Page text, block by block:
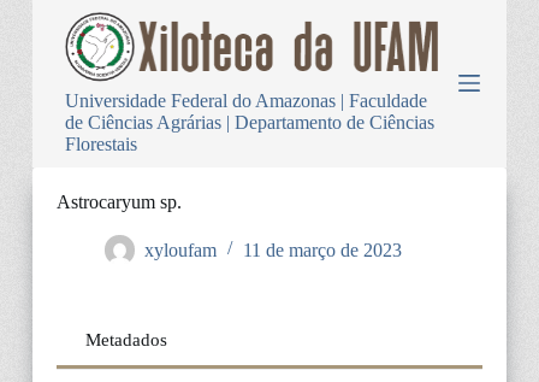
Universidade Federal do Amazonas | Faculdade
de Ciências Agrárias | Departamento de Ciências
Florestais
Astrocaryum sp.
xyloufam 11 de março de 2023
Metadados